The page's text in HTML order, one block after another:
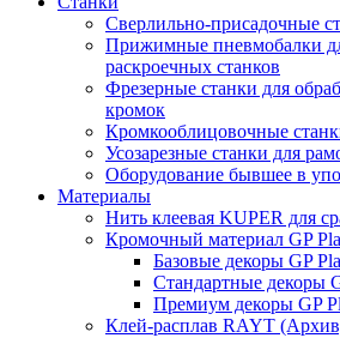
Сверлильно-присадочные
Прижимные пневмобалки
раскроечных станков
Фрезерные станки для
кромок
Кромкооблицовочные
Усозарезные станки для
Оборудование бывшее в
Материалы
Нить клеевая KUPER для
Кромочный материал GP
Базовые декоры GP
Стандартные декоры
Премиум декоры GP
Клей-расплав RAYT